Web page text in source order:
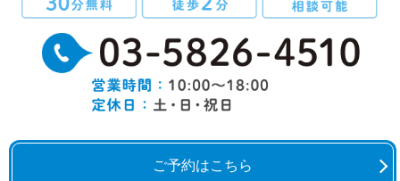
ご予約はこちら